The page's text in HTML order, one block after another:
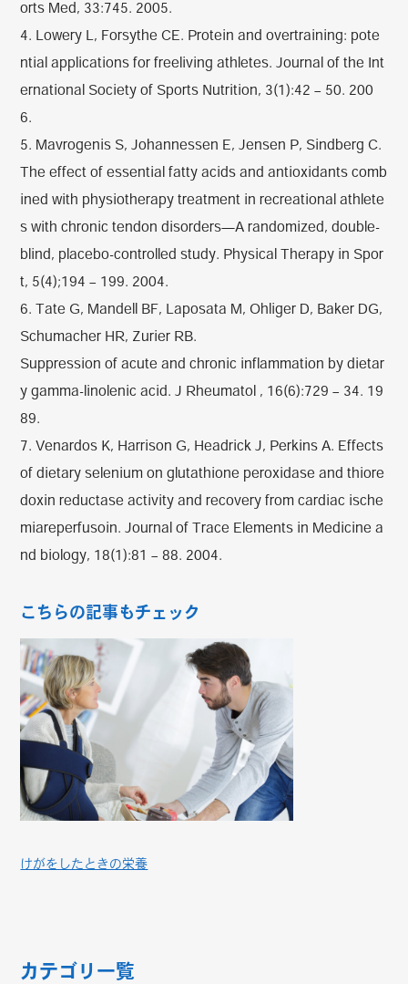
orts Med, 33:745. 2005.
4. Lowery L, Forsythe CE. Protein and overtraining: pote
ntial applications for freeliving athletes. Journal of the Int
ernational Society of Sports Nutrition, 3(1):42 – 50. 200
6.
5. Mavrogenis S, Johannessen E, Jensen P, Sindberg C.
The effect of essential fatty acids and antioxidants comb
ined with physiotherapy treatment in recreational athlete
s with chronic tendon disorders—A randomized, double-
blind, placebo-controlled study. Physical Therapy in Spor
t, 5(4);194 – 199. 2004.
6. Tate G, Mandell BF, Laposata M, Ohliger D, Baker DG,
Schumacher HR, Zurier RB.
Suppression of acute and chronic inflammation by dietar
y gamma-linolenic acid. J Rheumatol , 16(6):729 – 34. 19
89.
7. Venardos K, Harrison G, Headrick J, Perkins A. Effects
of dietary selenium on glutathione peroxidase and thiore
doxin reductase activity and recovery from cardiac ische
miareperfusoin. Journal of Trace Elements in Medicine a
nd biology, 18(1):81 – 88. 2004.
こちらの記事もチェック
けがをしたときの栄養
カテゴリ一覧